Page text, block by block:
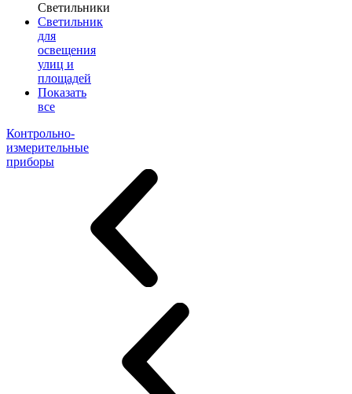
Светильники
Светильник
для
освещения
улиц и
площадей
Показать
все
Контрольно-
измерительные
приборы